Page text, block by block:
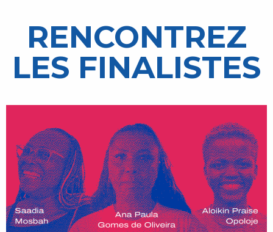
RENCONTREZ
LES FINALISTES